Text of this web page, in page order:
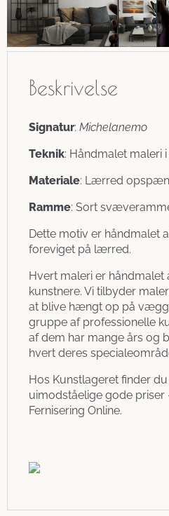
Beskrivelse
Signatur: Michelanemo
Teknik: Håndmalet maleri
Materiale: Lærred
Ramme: Sort
Dette motiv er håndmalet
foreviget på lærred.
Hvert maleri er håndmalet
kunstnere. Vi tilbyder
at blive hængt op på
gruppe af professionelle
af dem har mange års og
hvert deres
Hos Kunstlageret finder
uimodståelige gode priser
Fernisering Online.